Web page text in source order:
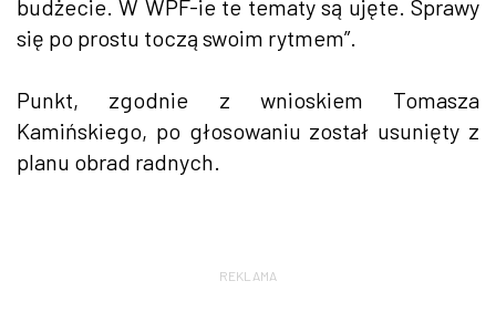
budżecie. W WPF-ie te tematy są ujęte. Sprawy
się po prostu toczą swoim rytmem”.
Punkt, zgodnie z wnioskiem Tomasza
Kamińskiego, po głosowaniu został usunięty z
planu obrad radnych.
REKLAMA